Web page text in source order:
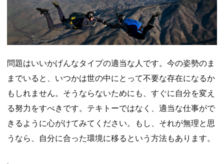
問題はいいかげんなタイプの適当な人です。今の姿勢のま
までいると、いつかは世の中にとって不要な存在になるか
もしれません。そうならないためにも、すぐに自分を変え
る努力をすべきです。テキトーではなく、適当な仕事がで
きるように心がけてみてください。もし、それが無理と思
うなら、自分に合った環境に移るという方法もあります。